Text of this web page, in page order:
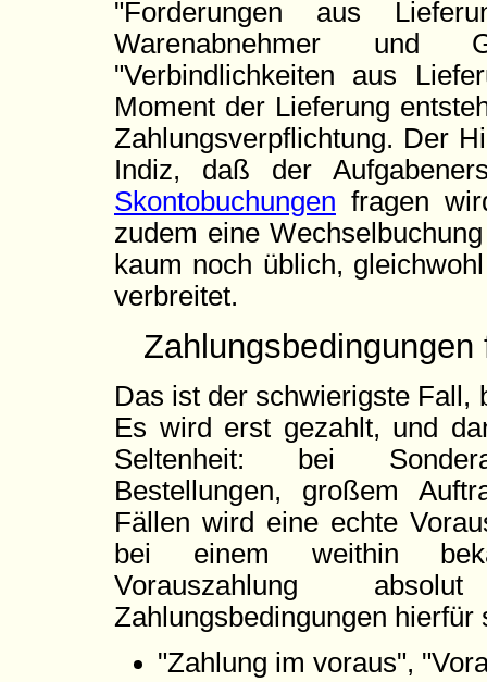
"Forderungen aus
Warenabnehmer und
"Verbindlichkeiten aus
Moment der Lieferung
Zahlungsverpflichtung. Der
Indiz, daß der
Skontobuchungen fragen
zudem eine
kaum noch üblich,
verbreitet.
Das ist der schwierigste Fall,
Es wird erst gezahlt, und
Seltenheit: bei
Bestellungen, großem
Fällen wird eine echte
bei einem weithin
Vorauszahlung
Zahlungsbedingungen hierfür
"Zahlung im voraus",